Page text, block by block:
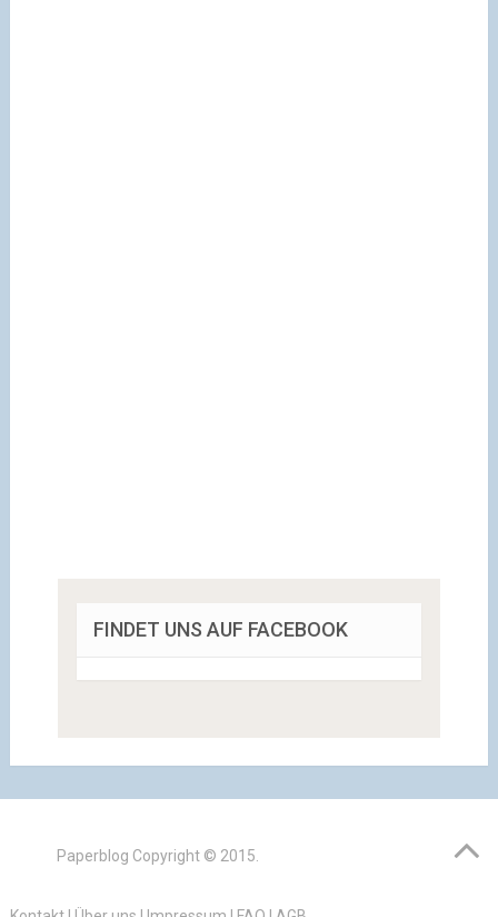
FINDET UNS AUF FACEBOOK
Paperblog Copyright © 2015.